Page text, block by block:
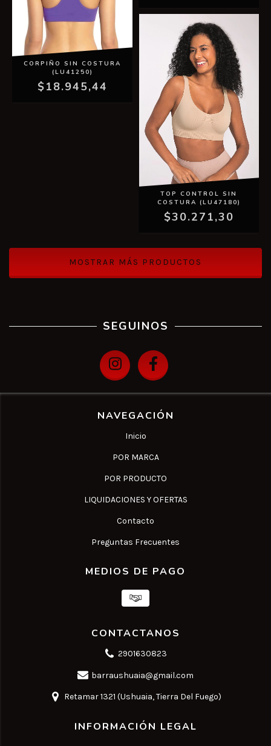
CORPIÑO SIN COSTURA
(LU41250)
$18.945,44
TOP CONTROL SIN
COSTURA (LU47180)
$30.271,30
MOSTRAR MÁS PRODUCTOS
SEGUINOS
NAVEGACIÓN
Inicio
POR MARCA
POR PRODUCTO
LIQUIDACIONES Y OFERTAS
Contacto
Preguntas Frecuentes
MEDIOS DE PAGO
CONTACTANOS
2901630823
barraushuaia@gmail.com
Retamar 1321 (Ushuaia, Tierra Del Fuego)
INFORMACIÓN LEGAL